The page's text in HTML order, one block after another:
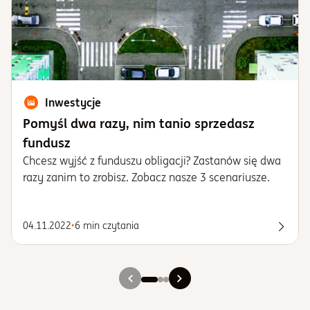
Inwestycje
Pomyśl dwa razy, nim tanio sprzedasz
fundusz
Chcesz wyjść z funduszu obligacji? Zastanów się dwa
razy zanim to zrobisz. Zobacz nasze 3 scenariusze.
04.11.2022•6 min czytania
Slajd 1
Slajd 2
Slajd 3